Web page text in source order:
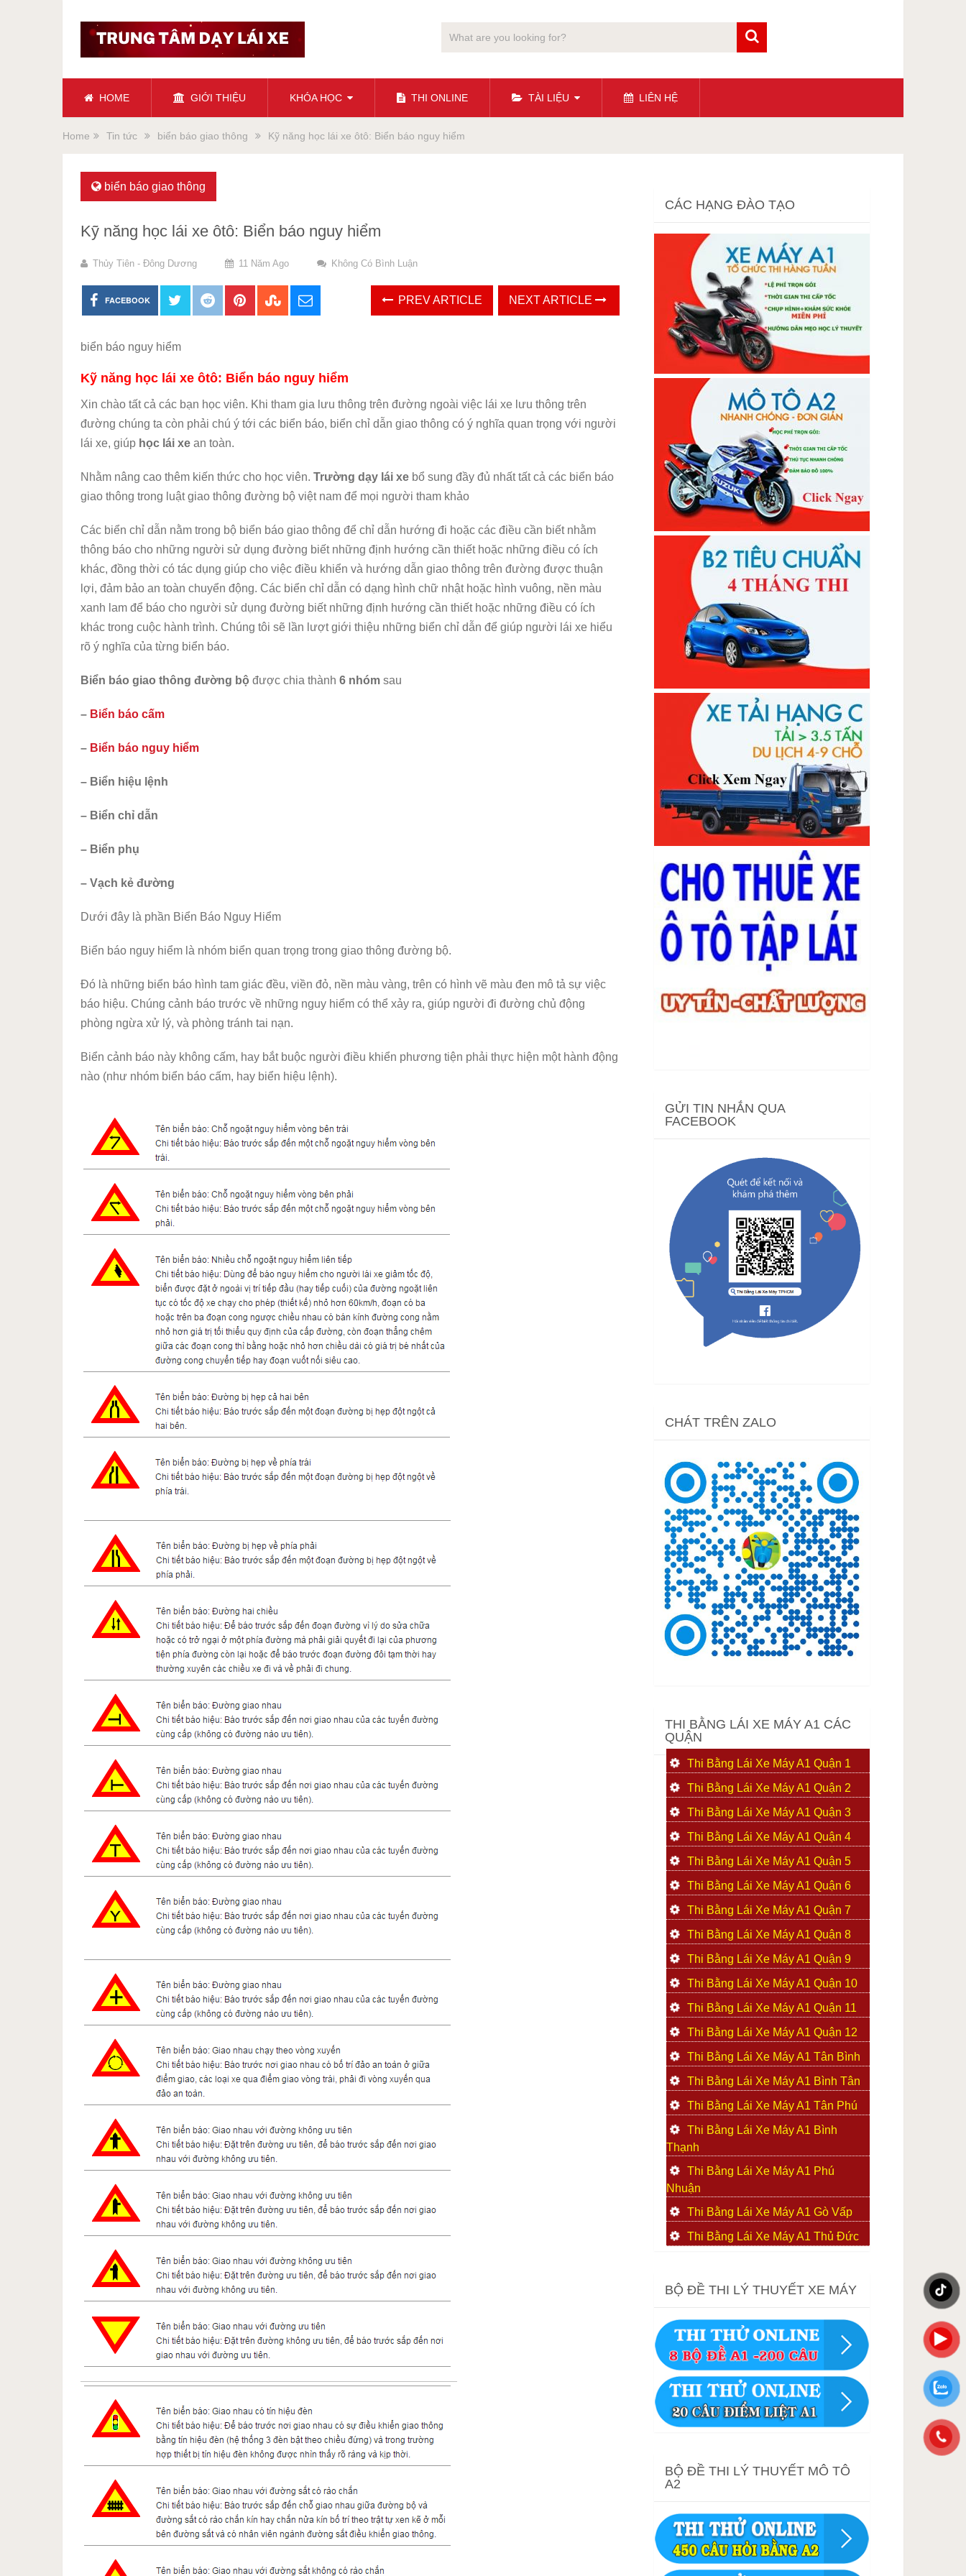
HOME GIỚI THIỆU KHÓA HỌC THI ONLINE TÀI LIỆU LIÊN HỆ
Home Tin tức biển báo giao thông Kỹ năng học lái xe ôtô: Biển báo nguy hiểm
biển báo giao thông
Kỹ năng học lái xe ôtô: Biển báo nguy hiểm
Thủy Tiên - Đông Dương 11 Năm Ago Không Có Bình Luận
FACEBOOK PREV ARTICLE NEXT ARTICLE
biển báo nguy hiểm
Kỹ năng học lái xe ôtô: Biển báo nguy hiểm
Xin chào tất cả các bạn học viên. Khi tham gia lưu thông trên đường ngoài việc lái xe lưu thông trên
đường chúng ta còn phải chú ý tới các biển báo, biển chỉ dẫn giao thông có ý nghĩa quan trọng với người
lái xe, giúp học lái xe an toàn.
Nhằm nâng cao thêm kiến thức cho học viên. Trường dạy lái xe bổ sung đầy đủ nhất tất cả các biển báo
giao thông trong luật giao thông đường bộ việt nam để mọi người tham khảo
Các biển chỉ dẫn nằm trong bộ biển báo giao thông để chỉ dẫn hướng đi hoặc các điều cần biết nhằm
thông báo cho những người sử dụng đường biết những định hướng cần thiết hoặc những điều có ích
khác, đồng thời có tác dụng giúp cho việc điều khiển và hướng dẫn giao thông trên đường được thuận
lợi, đảm bảo an toàn chuyển động. Các biển chỉ dẫn có dạng hình chữ nhật hoặc hình vuông, nền màu
xanh lam để báo cho người sử dụng đường biết những định hướng cần thiết hoặc những điều có ích
khác trong cuộc hành trình. Chúng tôi sẽ lần lượt giới thiệu những biển chỉ dẫn để giúp người lái xe hiểu
rõ ý nghĩa của từng biển báo.
Biển báo giao thông đường bộ được chia thành 6 nhóm sau
– Biển báo cấm
– Biển báo nguy hiểm
– Biển hiệu lệnh
– Biển chỉ dẫn
– Biển phụ
– Vạch kẻ đường
Dưới đây là phần Biển Báo Nguy Hiểm
Biển báo nguy hiểm là nhóm biển quan trọng trong giao thông đường bộ.
Đó là những biển báo hình tam giác đều, viền đỏ, nền màu vàng, trên có hình vẽ màu đen mô tả sự việc
báo hiệu. Chúng cảnh báo trước về những nguy hiểm có thể xảy ra, giúp người đi đường chủ động
phòng ngừa xử lý, và phòng tránh tai nạn.
Biển cảnh báo này không cấm, hay bắt buộc người điều khiển phương tiện phải thực hiện một hành động
nào (như nhóm biển báo cấm, hay biển hiệu lệnh).
CÁC HẠNG ĐÀO TẠO
GỬI TIN NHẮN QUA
FACEBOOK
CHÁT TRÊN ZALO
THI BẰNG LÁI XE MÁY A1 CÁC
QUẬN
Thi Bằng Lái Xe Máy A1 Quận 1
Thi Bằng Lái Xe Máy A1 Quận 2
Thi Bằng Lái Xe Máy A1 Quận 3
Thi Bằng Lái Xe Máy A1 Quận 4
Thi Bằng Lái Xe Máy A1 Quận 5
Thi Bằng Lái Xe Máy A1 Quận 6
Thi Bằng Lái Xe Máy A1 Quận 7
Thi Bằng Lái Xe Máy A1 Quận 8
Thi Bằng Lái Xe Máy A1 Quận 9
Thi Bằng Lái Xe Máy A1 Quận 10
Thi Bằng Lái Xe Máy A1 Quận 11
Thi Bằng Lái Xe Máy A1 Quận 12
Thi Bằng Lái Xe Máy A1 Tân Bình
Thi Bằng Lái Xe Máy A1 Bình Tân
Thi Bằng Lái Xe Máy A1 Tân Phú
Thi Bằng Lái Xe Máy A1 Bình
Thạnh
Thi Bằng Lái Xe Máy A1 Phú
Nhuận
Thi Bằng Lái Xe Máy A1 Gò Vấp
Thi Bằng Lái Xe Máy A1 Thủ Đức
BỘ ĐỀ THI LÝ THUYẾT XE MÁY
BỘ ĐỀ THI LÝ THUYẾT MÔ TÔ
A2